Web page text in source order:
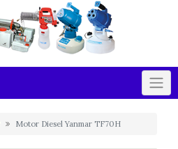
Motor Diesel Yanmar TF70H